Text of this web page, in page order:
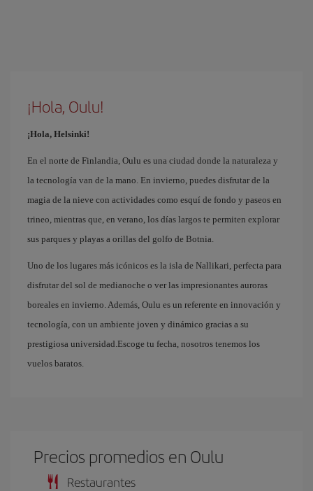
¡Hola, Oulu!
¡Hola, Helsinki!
En el norte de Finlandia, Oulu es una ciudad donde la naturaleza y
la tecnología van de la mano. En invierno, puedes disfrutar de la
magia de la nieve con actividades como esquí de fondo y paseos en
trineo, mientras que, en verano, los días largos te permiten explorar
sus parques y playas a orillas del golfo de Botnia.
Uno de los lugares más icónicos es la isla de Nallikari, perfecta para
disfrutar del sol de medianoche o ver las impresionantes auroras
boreales en invierno. Además, Oulu es un referente en innovación y
tecnología, con un ambiente joven y dinámico gracias a su
prestigiosa universidad.Escoge tu fecha, nosotros tenemos los
vuelos baratos.
Precios promedios en Oulu
Restaurantes